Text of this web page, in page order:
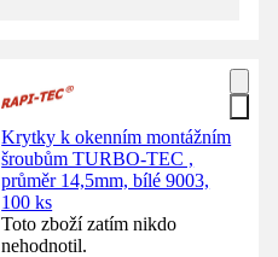
Krytky k okenním montážním
šroubům TURBO-TEC ,
průměr 14,5mm, bílé 9003,
100 ks
Toto zboží zatím nikdo
nehodnotil.